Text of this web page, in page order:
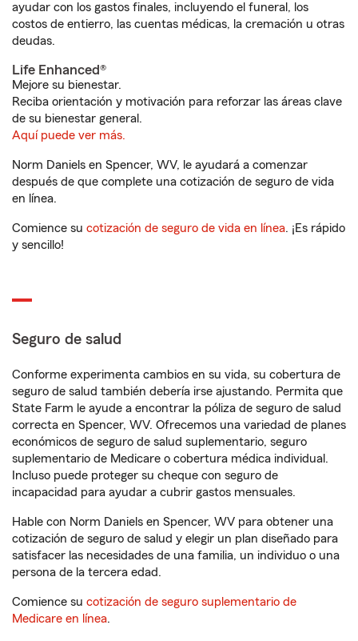
ayudar con los gastos finales, incluyendo el funeral, los
costos de entierro, las cuentas médicas, la cremación u otras
deudas.
Life Enhanced®
Mejore su bienestar.
Reciba orientación y motivación para reforzar las áreas clave
de su bienestar general.
Aquí puede ver más.
Norm Daniels en Spencer, WV, le ayudará a comenzar
después de que complete una cotización de seguro de vida
en línea.
Comience su cotización de seguro de vida en línea. ¡Es rápido
y sencillo!
Seguro de salud
Conforme experimenta cambios en su vida, su cobertura de
seguro de salud también debería irse ajustando. Permita que
State Farm le ayude a encontrar la póliza de seguro de salud
correcta en Spencer, WV. Ofrecemos una variedad de planes
económicos de seguro de salud suplementario, seguro
suplementario de Medicare o cobertura médica individual.
Incluso puede proteger su cheque con seguro de
incapacidad para ayudar a cubrir gastos mensuales.
Hable con Norm Daniels en Spencer, WV para obtener una
cotización de seguro de salud y elegir un plan diseñado para
satisfacer las necesidades de una familia, un individuo o una
persona de la tercera edad.
Comience su cotización de seguro suplementario de
Medicare en línea.